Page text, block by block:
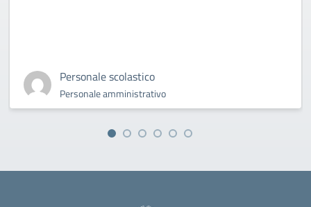
Personale scolastico
Personale amministrativo